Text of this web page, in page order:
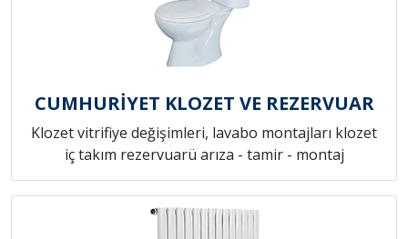
CUMHURİYET KLOZET VE REZERVUAR
Klozet vitrifiye değişimleri, lavabo montajları klozet
iç takım rezervuarü arıza - tamir - montaj